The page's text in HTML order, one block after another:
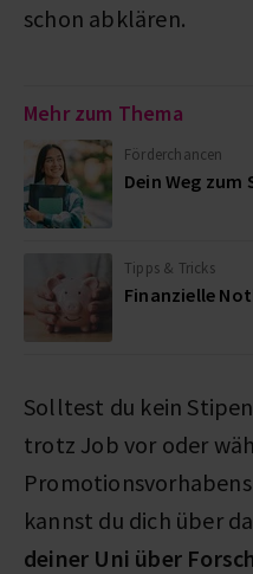
schon abklären.
Mehr zum Thema
Förderchancen
Dein Weg zum
Tipps & Tricks
Finanzielle
Solltest du kein
trotz Job vor oder
kannst du dich über
deiner Uni über